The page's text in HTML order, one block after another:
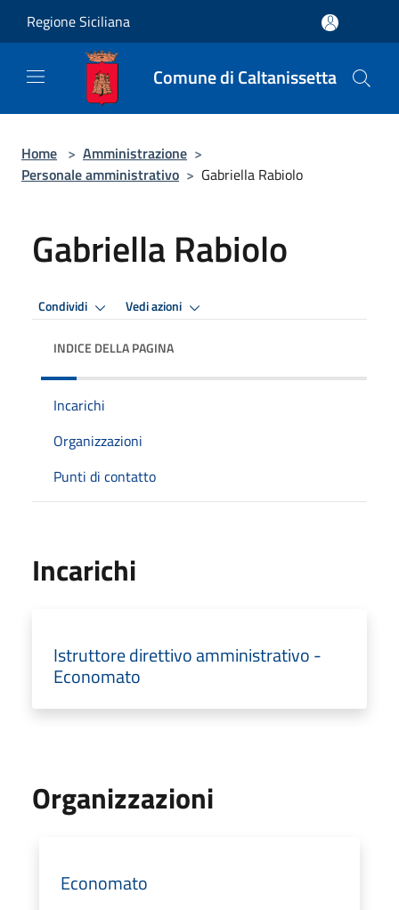
Regione Siciliana
Comune di Caltanissetta
Home > Amministrazione >
Personale amministrativo > Gabriella Rabiolo
Gabriella Rabiolo
Condividi Vedi azioni
INDICE DELLA PAGINA
Incarichi
Organizzazioni
Punti di contatto
Incarichi
Istruttore direttivo amministrativo -
Economato
Organizzazioni
Economato